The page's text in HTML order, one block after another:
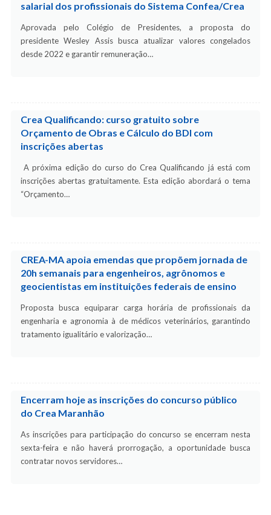
salarial dos profissionais do Sistema Confea/Crea
Aprovada pelo Colégio de Presidentes, a proposta do
presidente Wesley Assis busca atualizar valores congelados
desde 2022 e garantir remuneração…
Crea Qualificando: curso gratuito sobre
Orçamento de Obras e Cálculo do BDI com
inscrições abertas
A próxima edição do curso do Crea Qualificando já está com
inscrições abertas gratuitamente. Esta edição abordará o tema
“Orçamento…
CREA-MA apoia emendas que propõem jornada de
20h semanais para engenheiros, agrônomos e
geocientistas em instituições federais de ensino
Proposta busca equiparar carga horária de profissionais da
engenharia e agronomia à de médicos veterinários, garantindo
tratamento igualitário e valorização…
Encerram hoje as inscrições do concurso público
do Crea Maranhão
As inscrições para participação do concurso se encerram nesta
sexta-feira e não haverá prorrogação, a oportunidade busca
contratar novos servidores…